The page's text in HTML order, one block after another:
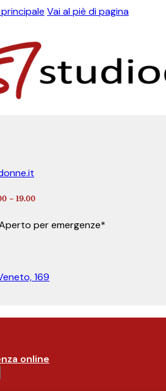
Vai al piè di pagina
– 19.00
per emergenze*
169
online